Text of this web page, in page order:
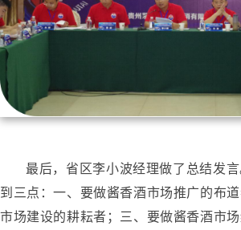
最后，省区李小波经理做了总结发
到三点：一、要做酱香酒市场推广的布
市场建设的耕耘者；三、要做酱香酒市